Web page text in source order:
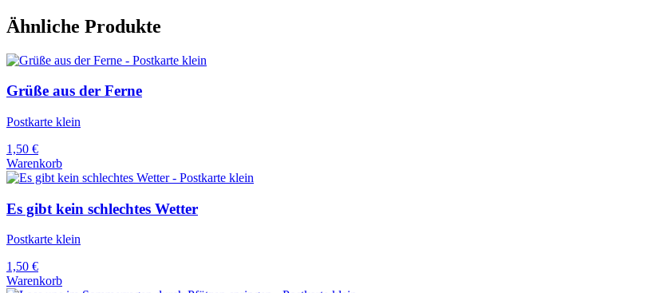
Ähnliche Produkte
Grüße aus der Ferne
Postkarte klein
1,50 €
Warenkorb
Es gibt kein schlechtes Wetter
Postkarte klein
1,50 €
Warenkorb